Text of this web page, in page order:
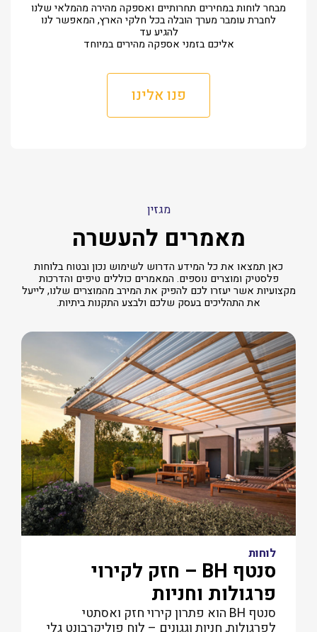
מבחר לוחות במחירים תחרותיים ואספקה מהירה מהמלאי שלנו
לחברת עומבר מערך הובלה בכל חלקי הארץ, המאפשר לנו
להגיע עד
אליכם בזמני אספקה מהירים במיוחד
פנו אלינו
מגזין
מאמרים להעשרה
כאן תמצאו את כל המידע הדרוש לשימוש נכון ובטוח בלוחות
פלסטיק ומוצרים נוספים. המאמרים כוללים טיפים והדרכות
מקצועיות אשר יעזרו לכם להפיק את המירב מהמוצרים שלנו, לייעל
את התהליכים בעסק שלכם ולבצע התקנות ביתיות.
לוחות
סנטף BH – חזק לקירוי
פרגולות וחניות
סנטף BH הוא פתרון קירוי חזק ואסתטי
לפרגולות, חניות וגגונים – לוח פוליקרבונט גלי